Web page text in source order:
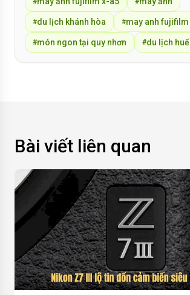
#du lịch khánh hòa #may anh fujifilm
#món ngon tại quy nhơn #du lịch huế
Bài viết liên quan